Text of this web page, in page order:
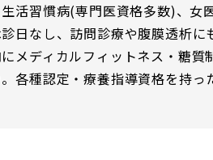
活習慣病(専門医資格多数)、女
日なし、訪問診療や腹膜透析に
メディカルフィットネス・糖質
各種認定・療養指導資格を持っ